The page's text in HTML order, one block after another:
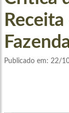
Publicado em: 22/